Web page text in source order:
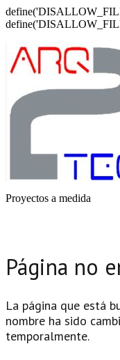
Proyectos a medida
Página no
La página que está
nombre ha sido
temporalmente.